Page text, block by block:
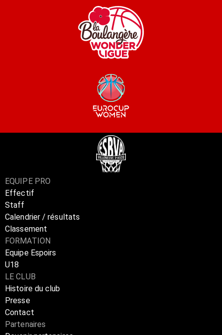
EQUIPE PRO
Effectif
Staff
Calendrier / résultats
Classement
FORMATION
Equipe Espoirs
U18
LE CLUB
Histoire du club
Presse
Contact
Partenaires